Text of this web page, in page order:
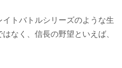
イトバトルシリーズのような生
なく、信長の野望といえば、